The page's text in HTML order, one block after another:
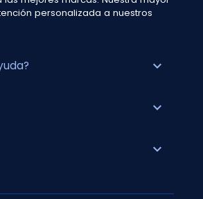
personalizada a nuestros
expand_more
expand_more
expand_more